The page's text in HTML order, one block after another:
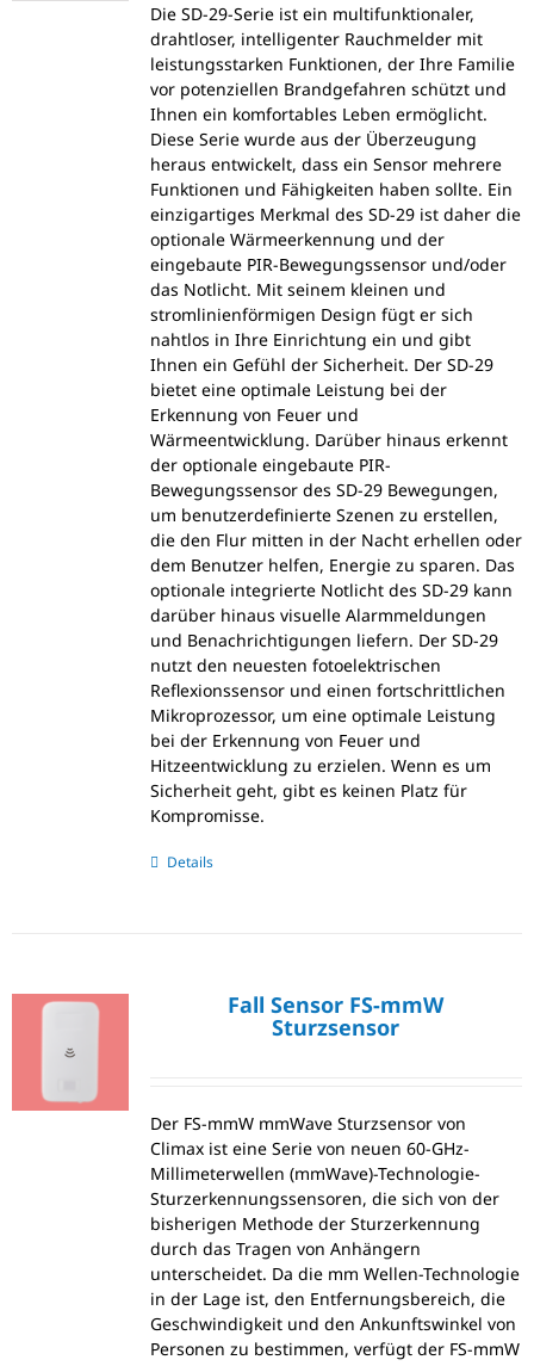
Die SD-29-Serie ist ein multifunktionaler,
drahtloser, intelligenter Rauchmelder mit
leistungsstarken Funktionen, der Ihre Familie
vor potenziellen Brandgefahren schützt und
Ihnen ein komfortables Leben ermöglicht.
Diese Serie wurde aus der Überzeugung
heraus entwickelt, dass ein Sensor mehrere
Funktionen und Fähigkeiten haben sollte. Ein
einzigartiges Merkmal des SD-29 ist daher die
optionale Wärmeerkennung und der
eingebaute PIR-Bewegungssensor und/oder
das Notlicht. Mit seinem kleinen und
stromlinienförmigen Design fügt er sich
nahtlos in Ihre Einrichtung ein und gibt
Ihnen ein Gefühl der Sicherheit. Der SD-29
bietet eine optimale Leistung bei der
Erkennung von Feuer und
Wärmeentwicklung. Darüber hinaus erkennt
der optionale eingebaute PIR-
Bewegungssensor des SD-29 Bewegungen,
um benutzerdefinierte Szenen zu erstellen,
die den Flur mitten in der Nacht erhellen oder
dem Benutzer helfen, Energie zu sparen. Das
optionale integrierte Notlicht des SD-29 kann
darüber hinaus visuelle Alarmmeldungen
und Benachrichtigungen liefern. Der SD-29
nutzt den neuesten fotoelektrischen
Reflexionssensor und einen fortschrittlichen
Mikroprozessor, um eine optimale Leistung
bei der Erkennung von Feuer und
Hitzeentwicklung zu erzielen. Wenn es um
Sicherheit geht, gibt es keinen Platz für
Kompromisse.
Details
Fall Sensor FS-mmW
Sturzsensor
Der FS-mmW mmWave Sturzsensor von
Climax ist eine Serie von neuen 60-GHz-
Millimeterwellen (mmWave)-Technologie-
Sturzerkennungssensoren, die sich von der
bisherigen Methode der Sturzerkennung
durch das Tragen von Anhängern
unterscheidet. Da die mm Wellen-Technologie
in der Lage ist, den Entfernungsbereich, die
Geschwindigkeit und den Ankunftswinkel von
Personen zu bestimmen, verfügt der FS-mmW